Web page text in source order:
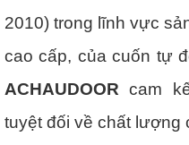
2010) trong lĩnh vực
cao cấp, của cuốn tự
ACHAUDOOR cam
tuyệt đối về chất lượng